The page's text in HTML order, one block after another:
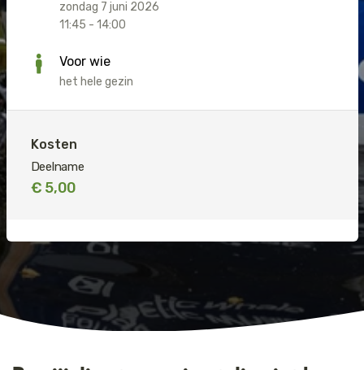
zondag 7 juni 2026
11:45 - 14:00
Voor wie
het hele gezin
Kosten
Deelname
€ 5,00
Jaguar
Koraal
Luipaard
Neushoorn
Orang-oetan
Kleding & Accessoires
Speelgoed